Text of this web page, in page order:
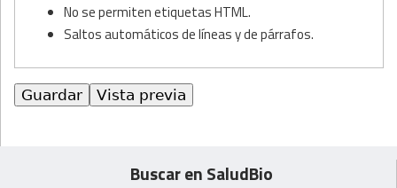
No se permiten etiquetas HTML.
Saltos automáticos de líneas y de párrafos.
Buscar en SaludBio